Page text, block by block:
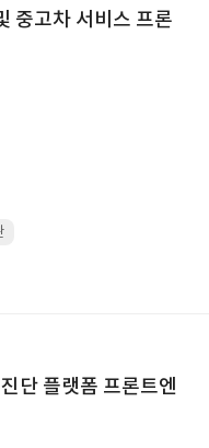
고차 서비스 프론
단 플랫폼 프론트엔